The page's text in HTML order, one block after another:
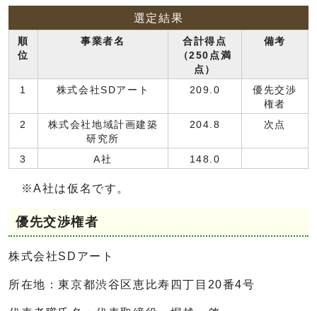
選定結果
順
位
事業者名
合計得点
（250点満
点）
備考
1 株式会社SDアート 209.0
優先交渉
権者
2
株式会社地域計画建築
研究所
204.8 次点
3 A社 148.0
※A社は仮名です。
優先交渉権者
株式会社SDアート
所在地：東京都渋谷区恵比寿四丁目20番4号